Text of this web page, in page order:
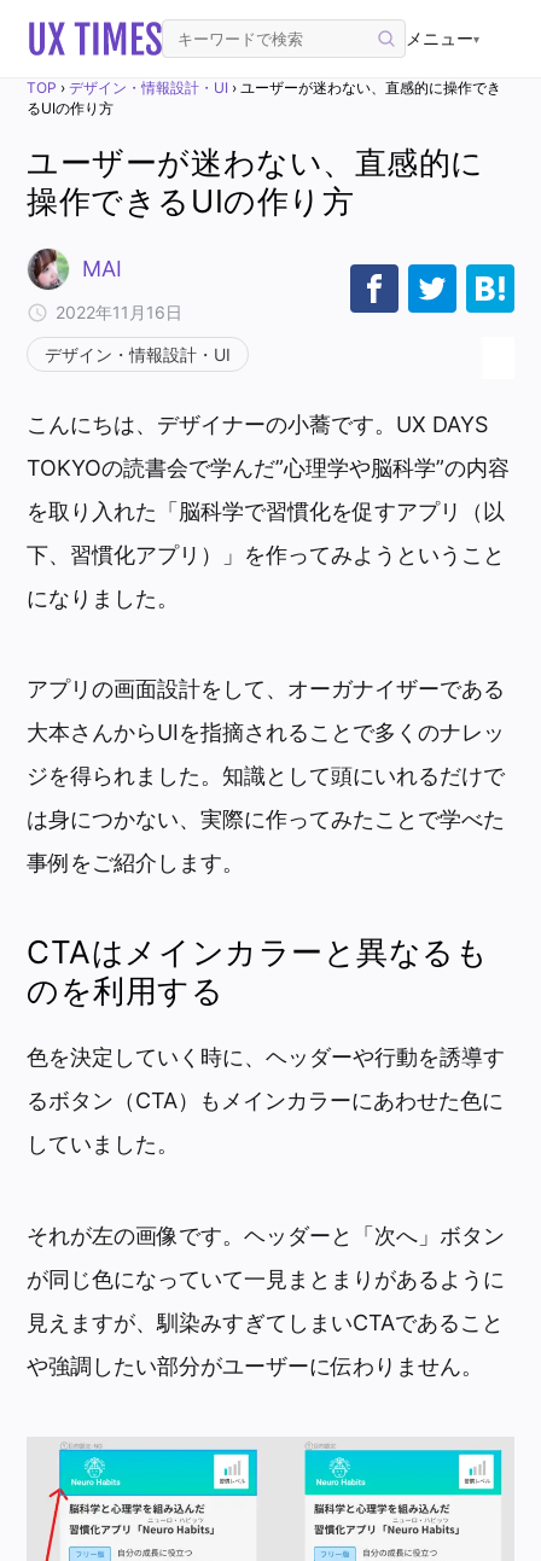
メニュー▾
TOP ›デザイン・情報設計・UI ›ユーザーが迷わない、直感的に操作でき
るUIの作り方
ユーザーが迷わない、直感的に
操作できるUIの作り方
MAI
2022年11月16日
デザイン・情報設計・UI
こんにちは、デザイナーの小蕎です。UX DAYS
TOKYOの読書会で学んだ”心理学や脳科学”の内容
を取り入れた「脳科学で習慣化を促すアプリ（以
下、習慣化アプリ）」を作ってみようということ
になりました。
アプリの画面設計をして、オーガナイザーである
大本さんからUIを指摘されることで多くのナレッ
ジを得られました。知識として頭にいれるだけで
は身につかない、実際に作ってみたことで学べた
事例をご紹介します。
CTAはメインカラーと異なるも
のを利用する
色を決定していく時に、ヘッダーや行動を誘導す
るボタン（CTA）もメインカラーにあわせた色に
していました。
それが左の画像です。ヘッダーと「次へ」ボタン
が同じ色になっていて一見まとまりがあるように
見えますが、馴染みすぎてしまいCTAであること
や強調したい部分がユーザーに伝わりません。